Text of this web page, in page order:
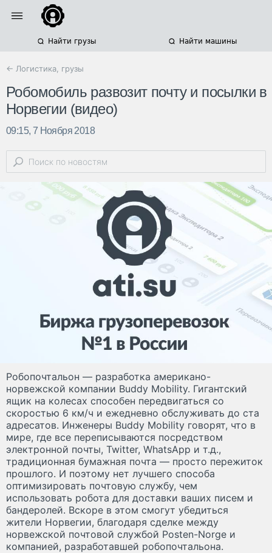
Найти грузы Найти машины
← Логистика, грузы
Робомобиль развозит почту и посылки в
Норвегии (видео)
09:15, 7 Ноября 2018
Робопочтальон — разработка американо-
норвежской компании Buddy Mobility. Гигантский
ящик на колесах способен передвигаться со
скоростью 6 км/ч и ежедневно обслуживать до ста
адресатов. Инженеры Buddy Mobility говорят, что в
мире, где все переписываются посредством
электронной почты, Twitter, WhatsApp и т.д.,
традиционная бумажная почта — просто пережиток
прошлого. И поэтому нет лучшего способа
оптимизировать почтовую службу, чем
использовать робота для доставки ваших писем и
бандеролей. Вскоре в этом смогут убедиться
жители Норвегии, благодаря сделке между
норвежской почтовой службой Posten-Norge и
компанией, разработавшей робопочтальона.